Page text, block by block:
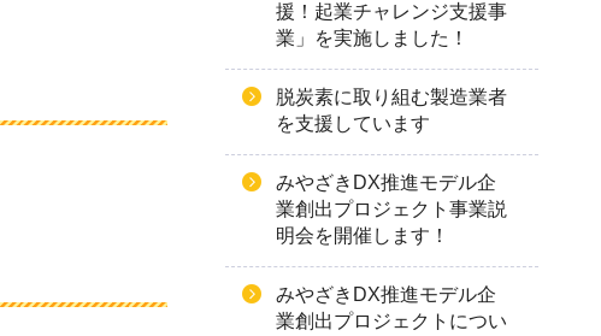
援！起業チャレンジ支援事
業」を実施しました！
脱炭素に取り組む製造業者
を支援しています
みやざきDX推進モデル企
業創出プロジェクト事業説
明会を開催します！
みやざきDX推進モデル企
業創出プロジェクトについ